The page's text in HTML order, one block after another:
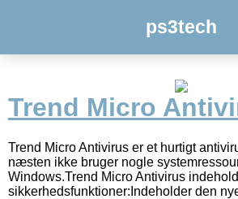
ps3tech
Trend Micro
Trend Micro Antivirus er et hurtigt
næsten ikke bruger nogle
Windows.Trend Micro Antivirus
sikkerhedsfunktioner:Indeholder den